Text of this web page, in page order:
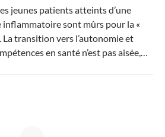
jeunes patients atteints d’une
sont mûrs pour la «
transition vers l’autonomie et
en santé n’est pas aisée,